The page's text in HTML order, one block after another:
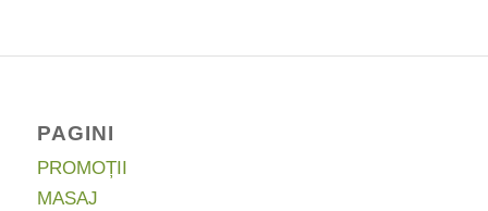
PAGINI
PROMOȚII
MASAJ